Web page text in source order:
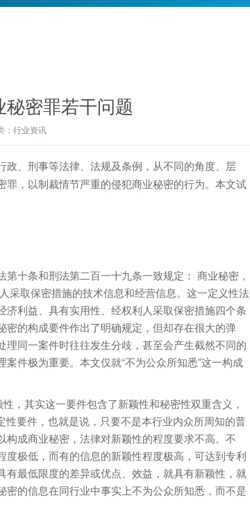
密罪若干问题
： 行业资讯
、刑事等法律、法规及条例，从不同的角度、层
，以制裁情节严重的侵犯商业秘密的行为。本文试
十条和刑法第二百一十九条一致规定： 商业秘密，
采取保密措施的技术信息和经营信息。这一定义性法
利益、具有实用性、经权利人采取保密措施四个条
的构成要件作出了明确规定，但却存在很大的弹
同一案件时往往发生分歧，甚至会产生截然不同的
件极为重要。本文仅就“不为公众所知悉”这一构成
，其实这一要件包含了新颖性和秘密性双重含义，
性要件，也就是说，只要不是本行业内众所周知的普
成商业秘密，法律对新颖性的程度要求不高。不
极低，而有的信息的新颖性程度极高，可达到专利
最低限度的差异或优点、效益，就具有新颖性，就
的信息在同行业中事实上不为公众所知悉，而不是